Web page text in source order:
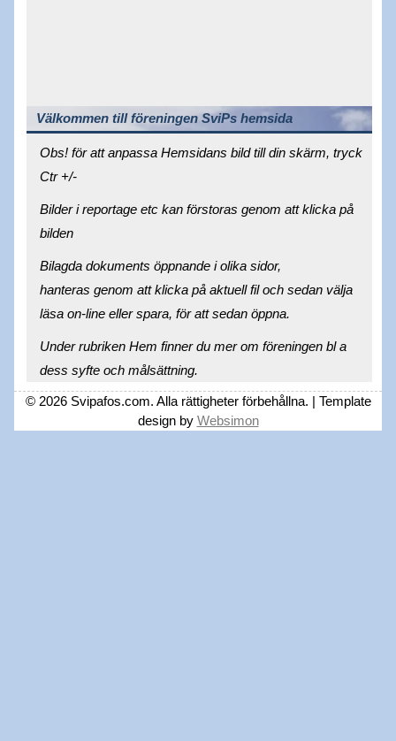
Välkommen till föreningen SviPs hemsida
Obs! för att anpassa Hemsidans bild till din skärm, tryck
Ctr +/-
Bilder i reportage etc kan förstoras genom att klicka på
bilden
Bilagda dokuments öppnande i olika sidor,
hanteras genom att klicka på aktuell fil och sedan välja
läsa on-line eller spara, för att sedan öppna.
Under rubriken Hem finner du mer om föreningen bl a
dess syfte och målsättning.
© 2026 Svipafos.com. Alla rättigheter förbehållna. | Template
design by Websimon